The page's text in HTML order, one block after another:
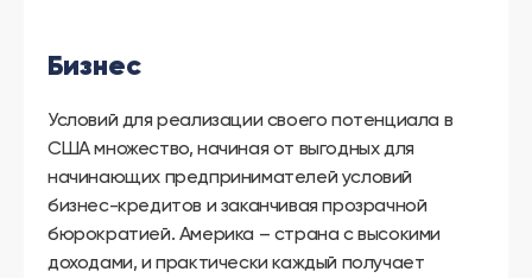
Бизнес
Условий для реализации своего потенциала в
США множество, начиная от выгодных для
начинающих предпринимателей условий
бизнес-кредитов и заканчивая прозрачной
бюрократией. Америка – страна с высокими
доходами, и практически каждый получает